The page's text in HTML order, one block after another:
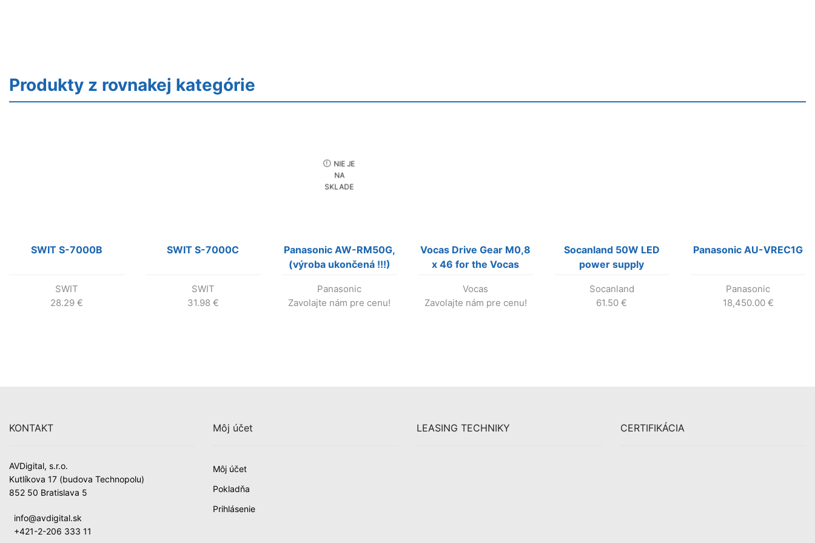
Produkty z rovnakej kategórie
SWIT S-7000B
SWIT
28.29€
SWIT S-7000C
SWIT
31.98 €
NIE JE
NA
SKLADE
Panasonic AW-RM50G,
(výroba ukončená !!!)
Panasonic
Zavolajte nám pre cenu!
Vocas Drive Gear M0,8
x 46 for the Vocas
Vocas
Zavolajte nám pre cenu!
Socanland 50W LED
power supply
Socanland
61.50€
Panasonic AU-VREC1G
Panasonic
18,450.00 €
KONTAKT
AVDigital, s.r.o.
Kutlíkova 17 (budova Technopolu)
852 50 Bratislava 5
info@avdigital.sk
+421-2-206 333 11
Môj účet
Môj účet
Pokladňa
Prihlásenie
LEASING TECHNIKY CERTIFIKÁCIA